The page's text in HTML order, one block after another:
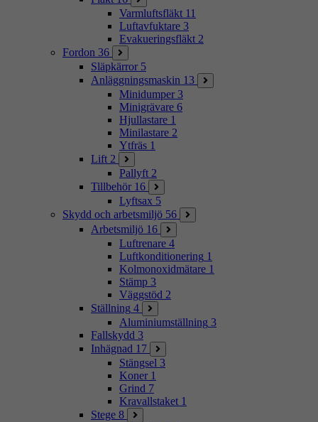
Varmluftsfläkt 11
Luftavfuktare 3
Evakueringsfläkt 2
Fordon 36
Släpkärror 5
Anläggningsmaskin 13
Minidumper 3
Minigrävare 6
Hjullastare 1
Minilastare 2
Ytfräs 1
Lift 2
Pallyft 2
Tillbehör 16
Lyftsax 5
Skydd och arbetsmiljö 56
Arbetsmiljö 16
Luftrenare 4
Luftkonditionering 1
Kolmonoxidmätare 1
Stämp 3
Väggstöd 2
Ställning 4
Aluminiumställning 3
Fallskydd 3
Inhägnad 17
Stängsel 3
Koner 1
Grind 7
Kravallstaket 1
Stege 8